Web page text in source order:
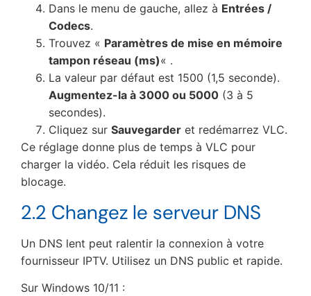
Dans le menu de gauche, allez à Entrées /
Codecs.
Trouvez « Paramètres de mise en mémoire
tampon réseau (ms)« .
La valeur par défaut est 1500 (1,5 seconde).
Augmentez-la à 3000 ou 5000 (3 à 5
secondes).
Cliquez sur Sauvegarder et redémarrez VLC.
Ce réglage donne plus de temps à VLC pour
charger la vidéo. Cela réduit les risques de
blocage.
2.2 Changez le serveur DNS
Un DNS lent peut ralentir la connexion à votre
fournisseur IPTV. Utilisez un DNS public et rapide.
Sur Windows 10/11 :